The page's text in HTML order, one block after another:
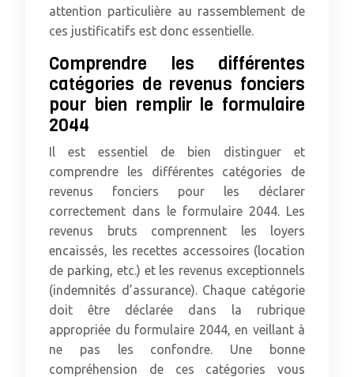
attention particulière au rassemblement de
ces justificatifs est donc essentielle.
Comprendre les différentes
catégories de revenus fonciers
pour bien remplir le formulaire
2044
Il est essentiel de bien distinguer et
comprendre les différentes catégories de
revenus fonciers pour les déclarer
correctement dans le formulaire 2044. Les
revenus bruts comprennent les loyers
encaissés, les recettes accessoires (location
de parking, etc.) et les revenus exceptionnels
(indemnités d’assurance). Chaque catégorie
doit être déclarée dans la rubrique
appropriée du formulaire 2044, en veillant à
ne pas les confondre. Une bonne
compréhension de ces catégories vous